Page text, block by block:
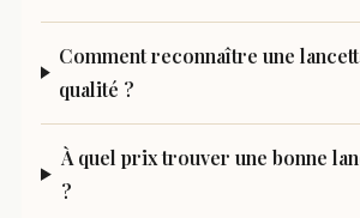
Comment reconnaître une
qualité ?
À quel prix trouver une bonne
?